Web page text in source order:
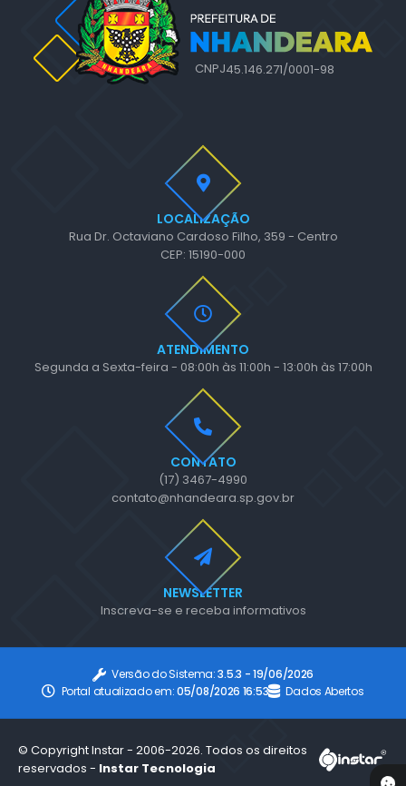
LOCALIZAÇÃO
Rua Dr. Octaviano Cardoso Filho, 359 - Centro
CEP: 15190-000
CONTATO
(17) 3467-4990
contato@nhandeara.sp.gov.br
ATENDIMENTO
Segunda a Sexta-feira - 08:00h às 11:00h - 13:00h às 17:00h
CNPJ45.146.271/0001-98
NEWSLETTER
Inscreva-se e receba informativos
Versão do Sistema:3.5.3 - 19/06/2026
Portal atualizado em:05/08/2026 16:53 Dados Abertos
© Copyright Instar - 2006-2026. Todos os direitos
reservados - Instar Tecnologia